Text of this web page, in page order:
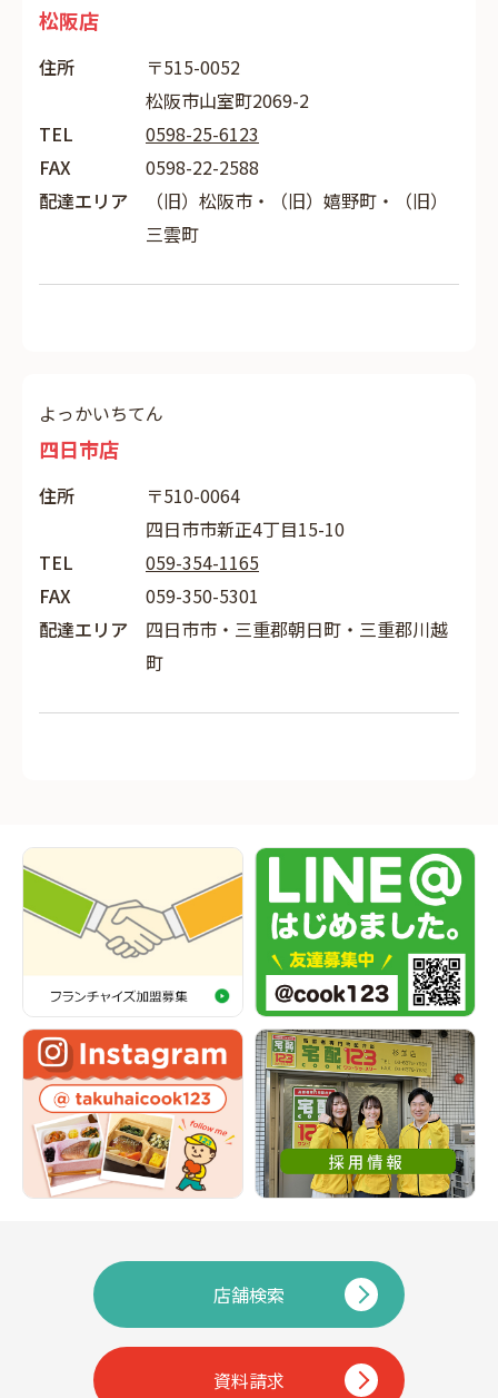
松阪店
住所
〒515-0052
松阪市山室町2069-2
TEL
0598-25-6123
FAX
0598-22-2588
配達エリア
（旧）松阪市・（旧）嬉野町・（旧）
三雲町
よっかいちてん
四日市店
住所
〒510-0064
四日市市新正4丁目15-10
TEL
059-354-1165
FAX
059-350-5301
配達エリア
四日市市・三重郡朝日町・三重郡川越
町
店舗検索
資料請求